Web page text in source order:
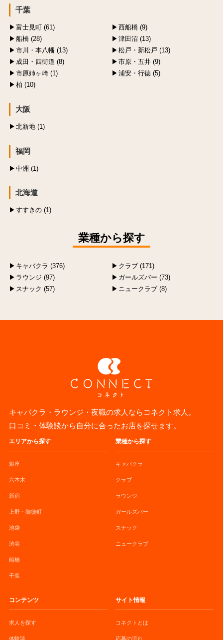
千葉
富士見町 (61)
西船橋 (9)
船橋 (28)
津田沼 (13)
市川・本八幡 (13)
松戸・新松戸 (13)
成田・四街道 (8)
市原・五井 (9)
市原姉ヶ崎 (1)
浦安・行徳 (5)
柏 (10)
大阪
北新地 (1)
福岡
中洲 (1)
北海道
すすきの (1)
業種から探す
キャバクラ (376)
クラブ (171)
ラウンジ (97)
ガールズバー (73)
スナック (57)
ニュークラブ (8)
キャバクラ・ラウンジ・夜職の求人ならコネクト求人。
口コミ・体験談から自分に合ったお店を探せます。
エリアから探す
銀座
六本木
新宿
上野・御徒町
池袋
渋谷
船橋
千葉
業種から探す
キャバクラ
クラブ
ラウンジ
ガールズバー
スナック
ニュークラブ
コンテンツ
求人を探す
体験談
サイト情報
コネクトとは
応募の流れ